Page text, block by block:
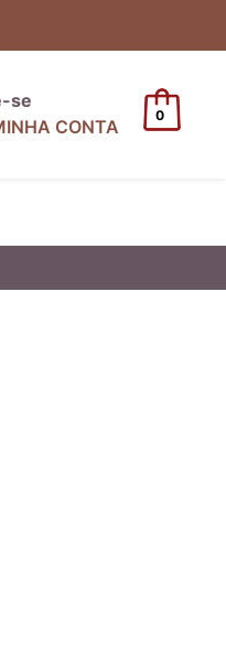
se
CONTA
0